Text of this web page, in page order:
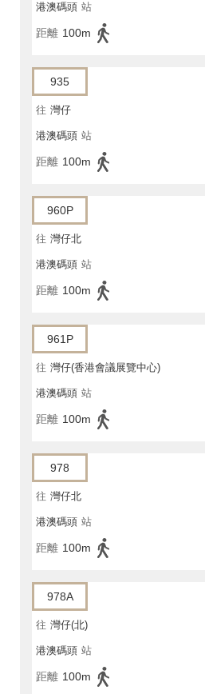
港澳碼頭 站
距離 100m
935
往 灣仔
港澳碼頭 站
距離 100m
960P
往 灣仔北
港澳碼頭 站
距離 100m
961P
往 灣仔(香港會議展覽中心)
港澳碼頭 站
距離 100m
978
往 灣仔北
港澳碼頭 站
距離 100m
978A
往 灣仔(北)
港澳碼頭 站
距離 100m